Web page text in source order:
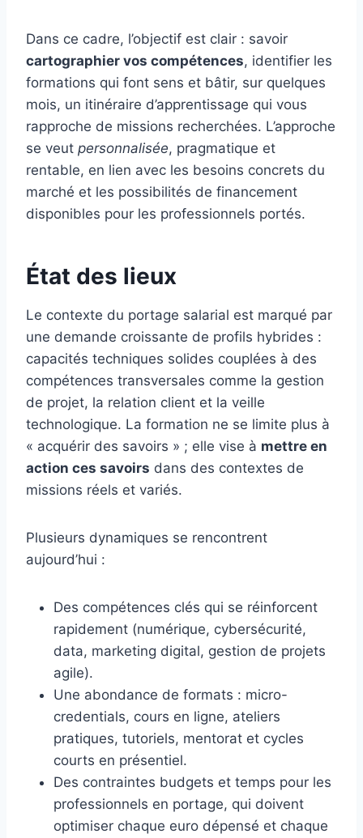
Dans ce cadre, l’objectif est clair : savoir
cartographier vos compétences, identifier les
formations qui font sens et bâtir, sur quelques
mois, un itinéraire d’apprentissage qui vous
rapproche de missions recherchées. L’approche
se veut personnalisée, pragmatique et
rentable, en lien avec les besoins concrets du
marché et les possibilités de financement
disponibles pour les professionnels portés.
État des lieux
Le contexte du portage salarial est marqué par
une demande croissante de profils hybrides :
capacités techniques solides couplées à des
compétences transversales comme la gestion
de projet, la relation client et la veille
technologique. La formation ne se limite plus à
« acquérir des savoirs » ; elle vise à mettre en
action ces savoirs dans des contextes de
missions réels et variés.
Plusieurs dynamiques se rencontrent
aujourd’hui :
Des compétences clés qui se réinforcent
rapidement (numérique, cybersécurité,
data, marketing digital, gestion de projets
agile).
Une abondance de formats : micro-
credentials, cours en ligne, ateliers
pratiques, tutoriels, mentorat et cycles
courts en présentiel.
Des contraintes budgets et temps pour les
professionnels en portage, qui doivent
optimiser chaque euro dépensé et chaque